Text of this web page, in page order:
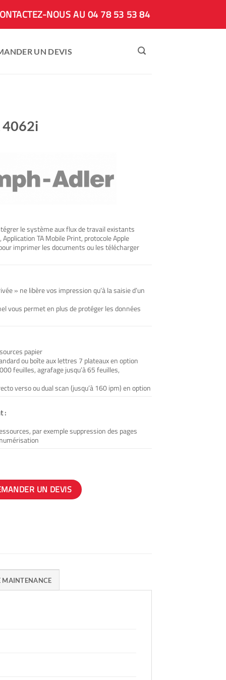
NOUS AU 04 78 53 53 84
UN DEVIS
4062i
le système aux flux de travail existants
TA Mobile Print, protocole Apple
imprimer les documents ou les télécharger
» ne libère vos impression qu’à la saisie d’un
vous permet en plus de protéger les données
papier
ou boîte aux lettres 7 plateaux en option
feuilles, agrafage jusqu’à 65 feuilles,
verso ou dual scan (jusqu’à 160 ipm) en option
:
par exemple suppression des pages
UN DEVIS
MAINTENANCE